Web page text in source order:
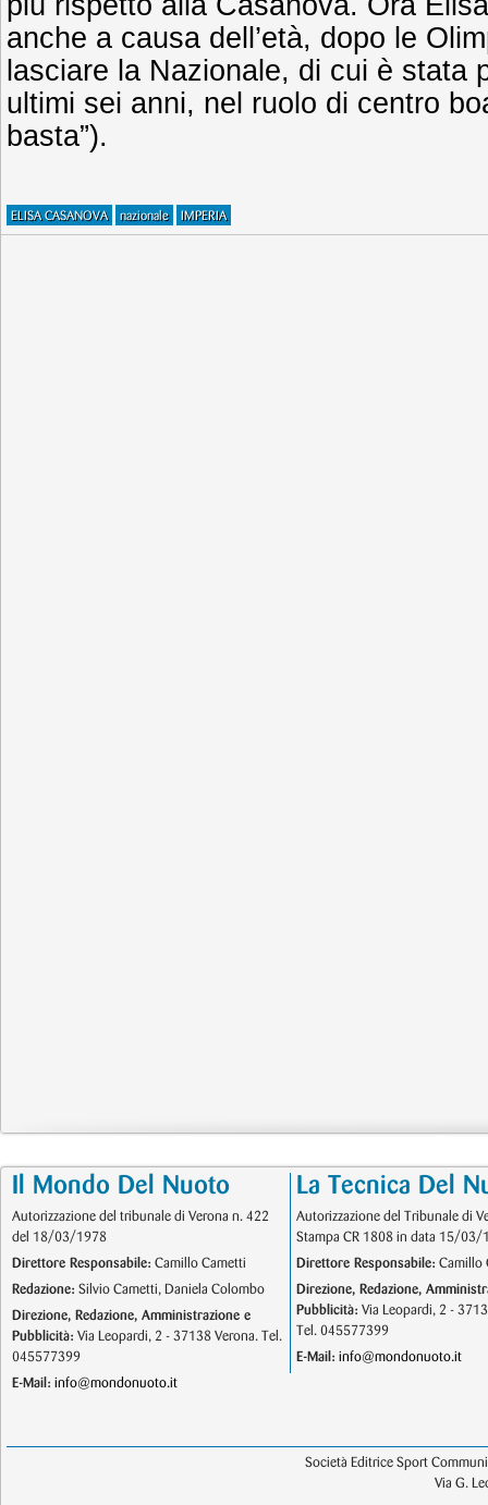
anche a causa dell’età, dopo le
lasciare la Nazionale, di cui è stata
ultimi sei anni, nel ruolo di centro
basta”).
ELISA CASANOVA nazionale IMPERIA
Il Mondo Del Nuoto
Autorizzazione del tribunale di Verona n. 422
del 18/03/1978
Direttore Responsabile: Camillo Cametti
Redazione: Silvio Cametti, Daniela Colombo
Direzione, Redazione, Amministrazione e
Pubblicità: Via Leopardi, 2 - 37138 Verona. Tel.
045577399
E-Mail: info@mondonuoto.it
La Tecnica Del
Autorizzazione del Tribunale di
Stampa CR 1808 in data 15/03/
Direttore Responsabile: Camillo
Direzione, Redazione,
Pubblicità: Via Leopardi, 2 -
Tel. 045577399
E-Mail: info@mondonuoto.it
Società Editrice Sport
Via G.